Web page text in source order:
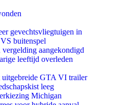
gevechtsvliegtuigen in
buitenspel
aangekondigd
leeftijd overleden
uitgebreide GTA VI trailer
leeg
Michigan